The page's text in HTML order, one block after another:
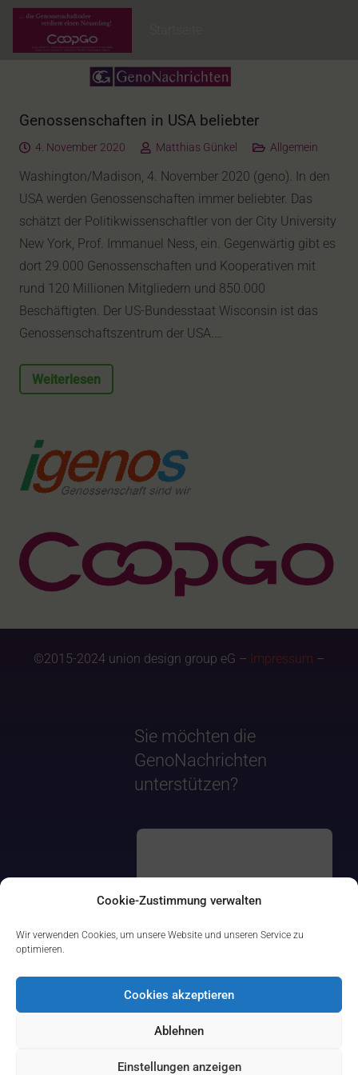
Cookie-Zustimmung verwalten
Wir verwenden Cookies, um unsere Website und unseren Service zu
optimieren.
Cookies akzeptieren
Ablehnen
Einstellungen anzeigen
Genossenschaften in USA beliebter
4. November 2020 Matthias Günkel Allgemein
Washington/Madison, 4. November 2020 (geno). In den
USA werden Genossenschaften immer beliebter. Das
schätzt der Politikwissenschaftler von der City University
New York, Prof. Immanuel Ness, ein. Gegenwärtig gibt es
dort 29.000 Genossenschaften und Kooperativen mit
rund 120 Millionen Mitgliedern und 850.000
Beschäftigten. Der US-Bundesstaat Wisconsin ist das
Genossenschaftszentrum der USA.…
Weiterlesen
©2015-2024 union design group eG – Impressum –
Sie möchten die
GenoNachrichten
unterstützen?